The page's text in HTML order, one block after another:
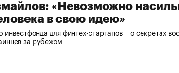
«Невозможно
в свою идею»
инвестфонда для финтех-стартапов – о секретах
за рубежом